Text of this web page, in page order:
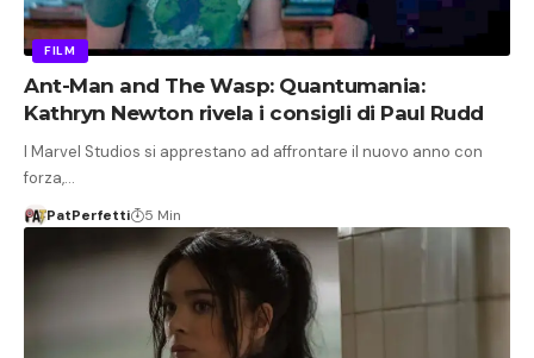
FILM
Ant-Man and The Wasp: Quantumania:
Kathryn Newton rivela i consigli di Paul Rudd
I Marvel Studios si apprestano ad affrontare il nuovo anno con
forza,…
PatPerfetti 5 Min